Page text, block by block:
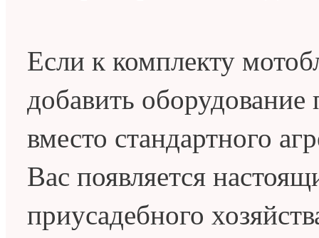
Если к комплекту
добавить
вместо стандартного
Вас появляется
приусадебного